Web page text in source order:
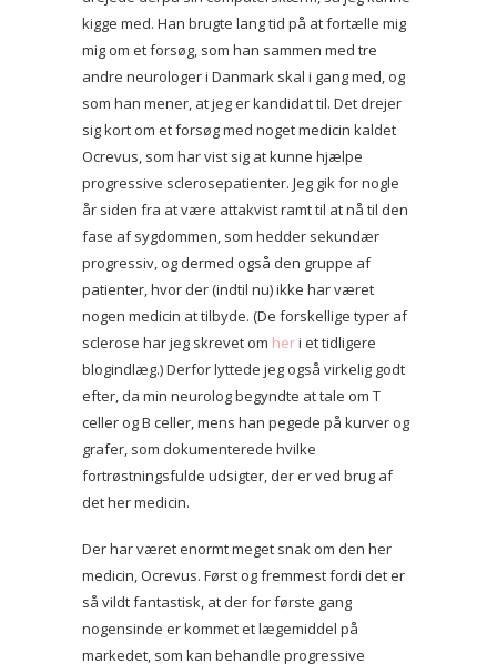
kigge med. Han brugte lang tid på at fortælle mig
mig om et forsøg, som han sammen med tre
andre neurologer i Danmark skal i gang med, og
som han mener, at jeg er kandidat til. Det drejer
sig kort om et forsøg med noget medicin kaldet
Ocrevus, som har vist sig at kunne hjælpe
progressive sclerosepatienter. Jeg gik for nogle
år siden fra at være attakvist ramt til at nå til den
fase af sygdommen, som hedder sekundær
progressiv, og dermed også den gruppe af
patienter, hvor der (indtil nu) ikke har været
nogen medicin at tilbyde. (De forskellige typer af
sclerose har jeg skrevet om heri et tidligere
blogindlæg.) Derfor lyttede jeg også virkelig godt
efter, da min neurolog begyndte at tale om T
celler og B celler, mens han pegede på kurver og
grafer, som dokumenterede hvilke
fortrøstningsfulde udsigter, der er ved brug af
det her medicin.
Der har været enormt meget snak om den her
medicin, Ocrevus. Først og fremmest fordi det er
så vildt fantastisk, at der for første gang
nogensinde er kommet et lægemiddel på
markedet, som kan behandle progressive